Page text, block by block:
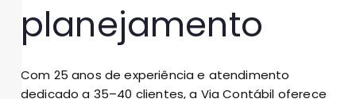
planejamento
Com 25 anos de experiência e atendimento
dedicado a 35–40 clientes, a Via Contábil oferece